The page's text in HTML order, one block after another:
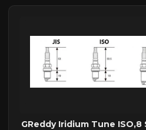
GReddy Iridium Tune